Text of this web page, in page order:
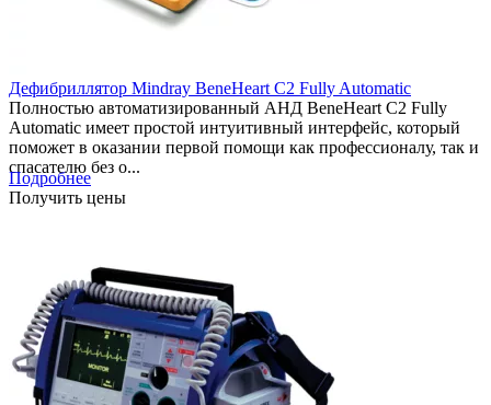
Дефибриллятор Mindray BeneHeart C2 Fully Automatic
Полностью автоматизированный АНД BeneHeart C2 Fully
Automatic имеет простой интуитивный интерфейс, который
поможет в оказании первой помощи как профессионалу, так и
спасателю без о...
Подробнее
Получить цены